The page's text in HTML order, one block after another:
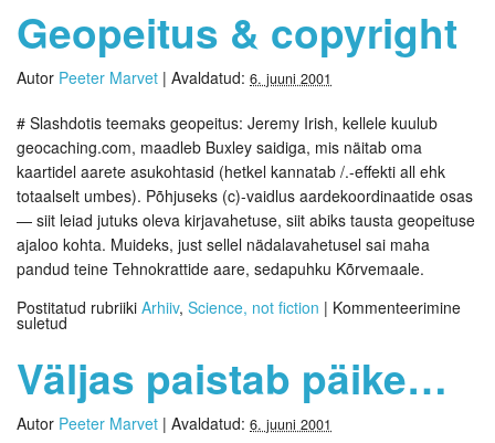
Geopeitus & copyright
Autor Peeter Marvet | Avaldatud: 6. juuni 2001
# Slashdotis teemaks geopeitus: Jeremy Irish, kellele kuulub
geocaching.com, maadleb Buxley saidiga, mis näitab oma
kaartidel aarete asukohtasid (hetkel kannatab /.-effekti all ehk
totaalselt umbes). Põhjuseks (c)-vaidlus aardekoordinaatide osas
— siit leiad jutuks oleva kirjavahetuse, siit abiks tausta geopeituse
ajaloo kohta. Muideks, just sellel nädalavahetusel sai maha
pandud teine Tehnokrattide aare, sedapuhku Kõrvemaale.
Postitatud rubriiki Arhiiv, Science, not fiction | Kommenteerimine
suletud
Väljas paistab päike…
Autor Peeter Marvet | Avaldatud: 6. juuni 2001